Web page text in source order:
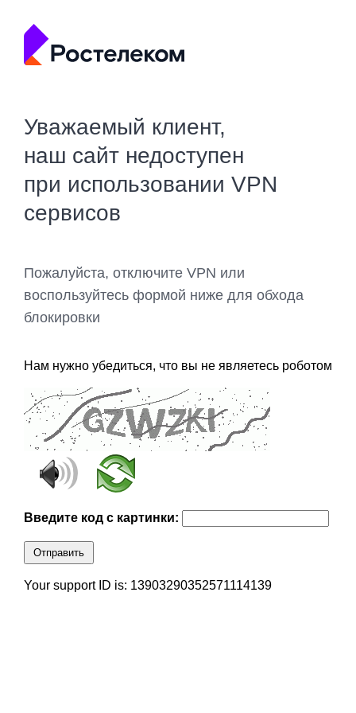
Уважаемый клиент,
наш сайт недоступен
при использовании VPN
сервисов
Пожалуйста, отключите VPN или
воспользуйтесь формой ниже для обхода
блокировки
Нам нужно убедиться, что вы не являетесь роботом
Введите код с картинки:
Отправить
Your support ID is: 13903290352571114139